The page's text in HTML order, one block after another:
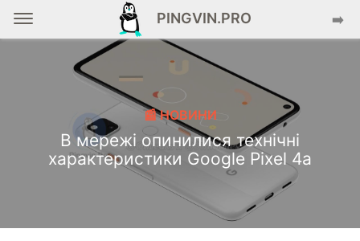
PINGVIN.PRO ➡️
📰 НОВИНИ
В мережі опинилися технічні
характеристики Google Pixel 4a